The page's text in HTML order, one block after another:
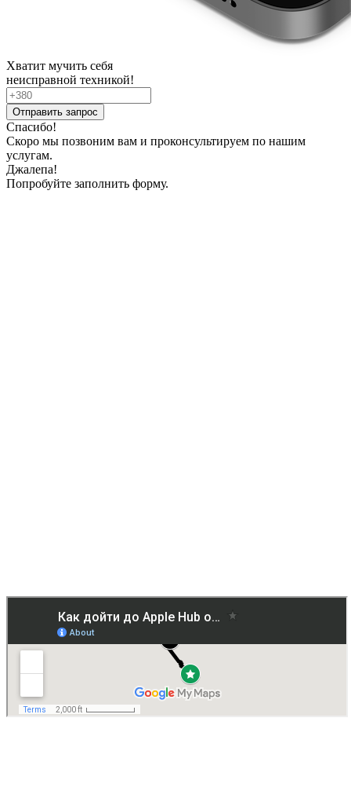
Хватит мучить себя
неисправной техникой!
Спасибо!
Скоро мы позвоним вам и проконсультируем по нашим
услугам.
Джалепа!
Попробуйте заполнить форму.